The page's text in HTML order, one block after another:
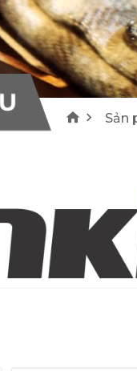
10
Máy rải nhựa Voegele
22
Sản